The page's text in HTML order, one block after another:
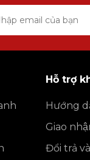
Hỗ trợ
Hướng
Giao
Đổi trả